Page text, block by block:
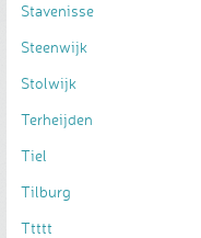
Stavenisse
Steenwijk
Stolwijk
Terheijden
Tiel
Tilburg
Ttttt